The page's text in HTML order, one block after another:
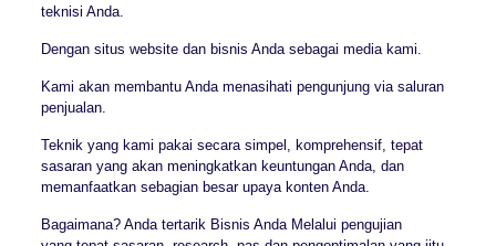
teknisi Anda.
Dengan situs website dan bisnis Anda sebagai media kami.
Kami akan membantu Anda menasihati pengunjung via saluran
penjualan.
Teknik yang kami pakai secara simpel, komprehensif, tepat
sasaran yang akan meningkatkan keuntungan Anda, dan
memanfaatkan sebagian besar upaya konten Anda.
Bagaimana? Anda tertarik Bisnis Anda Melalui pengujian